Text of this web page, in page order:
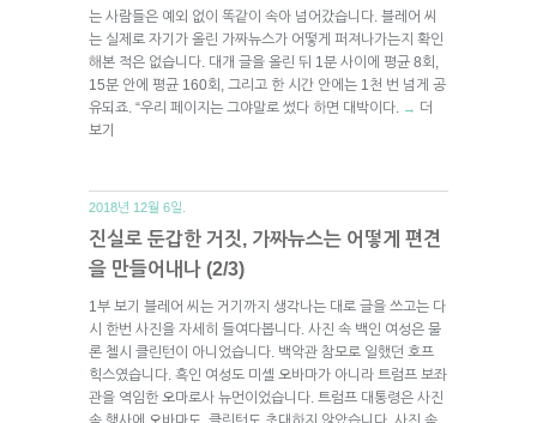
는 사람들은 예외 없이 똑같이 속아 넘어갔습니다. 블레어 씨
는 실제로 자기가 올린 가짜뉴스가 어떻게 퍼져나가는지 확인
해본 적은 없습니다. 대개 글을 올린 뒤 1분 사이에 평균 8회,
15분 안에 평균 160회, 그리고 한 시간 안에는 1천 번 넘게 공
유되죠. “우리 페이지는 그야말로 썼다 하면 대박이다.
→ 더
보기
2018년 12월 6일.
진실로 둔갑한 거짓, 가짜뉴스는 어떻게 편견
을 만들어내나 (2/3)
1부 보기 블레어 씨는 거기까지 생각나는 대로 글을 쓰고는 다
시 한번 사진을 자세히 들여다봅니다. 사진 속 백인 여성은 물
론 첼시 클린턴이 아니었습니다. 백악관 참모로 일했던 호프
힉스였습니다. 흑인 여성도 미셸 오바마가 아니라 트럼프 보좌
관을 역임한 오마로사 뉴먼이었습니다. 트럼프 대통령은 사진